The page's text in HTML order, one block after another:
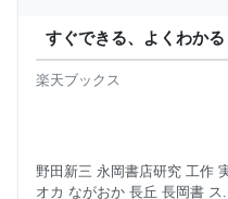
すぐできる、よくわか
楽天ブックス
野田新三 永岡書店研究 工作
オカ ながおか 長丘 長岡書 ス